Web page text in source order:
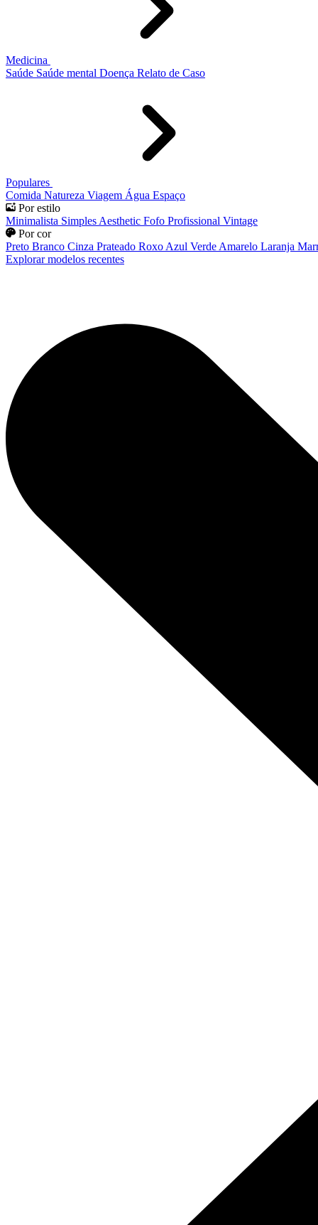
Medicina
Saúde Saúde mental Doença Relato de Caso
Populares
Comida Natureza Viagem Água Espaço
Por estilo
Minimalista Simples Aesthetic Fofo Profissional Vintage
Por cor
Preto Branco Cinza Prateado Roxo Azul Verde Amarelo Laranja
Explorar modelos recentes